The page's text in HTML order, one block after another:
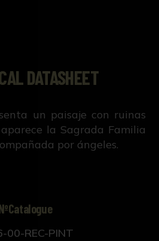
DATASHEET
un paisaje con ruinas
la Sagrada Familia
por ángeles.
00-REC-PINT